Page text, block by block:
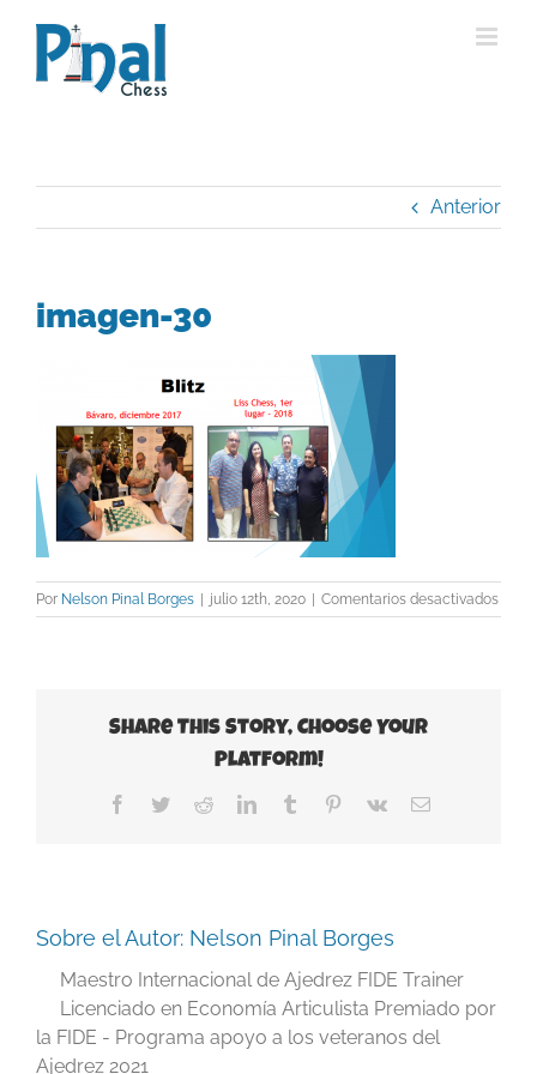
contenido
Anterior
imagen-30
Por Nelson Pinal Borges | julio 12th, 2020 | Comentarios desactivadosen
Share This Story, Choose Your
Platform!
Facebook
TwitterRedditLinkedInTumblr Pinterest
Vk
Correo
Sobre el Autor: Nelson Pinal Borges
Maestro Internacional de Ajedrez FIDE Trainer
Licenciado en Economía Articulista Premiado por
la FIDE - Programa apoyo a los veteranos del
Ajedrez 2021